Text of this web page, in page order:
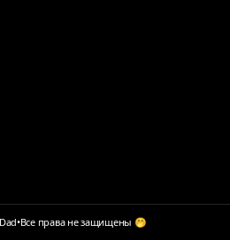
•Все права не защищены 🤭